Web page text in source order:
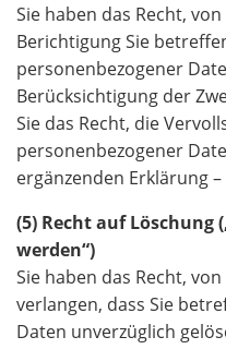
Sie haben das Recht,
Berichtigung Sie
personenbezogener
Berücksichtigung der
Sie das Recht, die
personenbezogener
ergänzenden Erklärung
(5) Recht auf Löschung
werden“)
Sie haben das Recht,
verlangen, dass Sie
Daten unverzüglich